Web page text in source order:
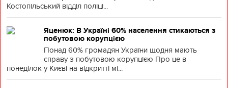
Костопільський відділ поліці...
Яценюк: В Україні 60% населення стикаються з
побутовою корупцією
Понад 60% громадян України щодня мають
справу з побутовою корупцією Про це в
понеділок у Києві на відкритті мі...